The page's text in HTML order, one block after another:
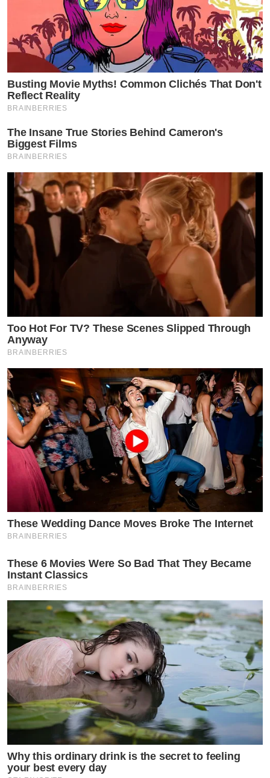
Busting Movie Myths! Common Clichés That Don't
Reflect Reality
BRAINBERRIES
The Insane True Stories Behind Cameron's
Biggest Films
BRAINBERRIES
Too Hot For TV? These Scenes Slipped Through
Anyway
BRAINBERRIES
These Wedding Dance Moves Broke The Internet
BRAINBERRIES
These 6 Movies Were So Bad That They Became
Instant Classics
BRAINBERRIES
Why this ordinary drink is the secret to feeling
your best every day